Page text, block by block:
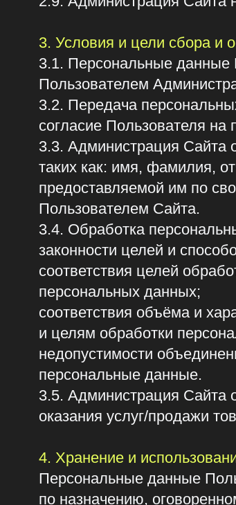
3.2. Передача персональных
3.3. Администрация Сайта
таких как: имя, фамилия,
предоставляемой им по
Пользователем Сайта.
3.4. Обработка персональных
законности целей и способов
соответствия целей
персональных данных;
соответствия объёма и
и целям обработки
недопустимости
персональные данные.
3.5. Администрация Сайта
оказания услуг/продажи
4. Хранение и использование
Персональные данные
по назначению, оговоренному
5. Передача персональных
5.1. Персональные данные
5.2. Предоставление
самоуправления